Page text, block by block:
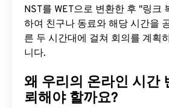
NST를 WET으로 변환한 후 "링크
하여 친구나 동료와 해당 시간을
른 두 시간대에 걸쳐 회의를 계획
니다.
왜 우리의 온라인 시간
뢰해야 할까요?